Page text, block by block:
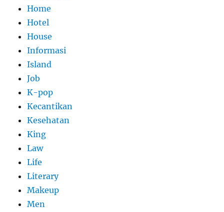
Home
Hotel
House
Informasi
Island
Job
K-pop
Kecantikan
Kesehatan
King
Law
Life
Literary
Makeup
Men